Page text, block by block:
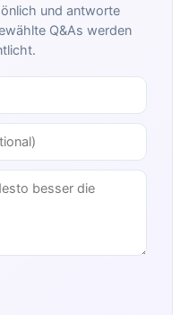
und antworte
Q&As werden